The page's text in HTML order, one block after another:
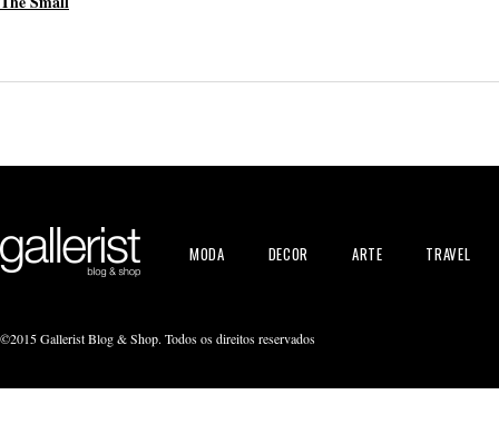
MODA DECOR ARTE TRAVEL
©2015 Gallerist Blog & Shop. Todos os direitos reservados